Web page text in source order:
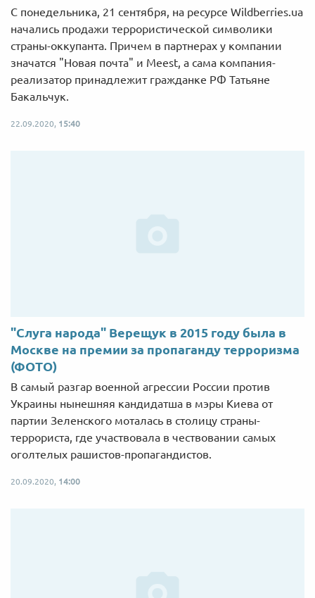
С понедельника, 21 сентября, на ресурсе Wildberries.ua
начались продажи террористической символики
страны-оккупанта. Причем в партнерах у компании
значатся "Новая почта" и Meest, а сама компания-
реализатор принадлежит гражданке РФ Татьяне
Бакальчук.
22.09.2020, 15:40
"Слуга народа" Верещук в 2015 году была в
Москве на премии за пропаганду терроризма
(ФОТО)
В самый разгар военной агрессии России против
Украины нынешняя кандидатша в мэры Киева от
партии Зеленского моталась в столицу страны-
террориста, где участвовала в чествовании самых
оголтелых рашистов-пропагандистов.
20.09.2020, 14:00